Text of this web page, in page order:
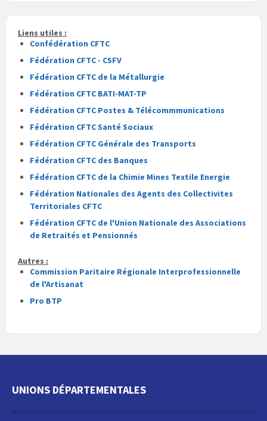
fichier
fichier
Liens utiles :
Confédération CFTC
Fédération CFTC - CSFV
Fédération CFTC de la Métallurgie
Fédération CFTC BATI-MAT-TP
Fédération CFTC Postes & Télécommmunications
Fédération CFTC Santé Sociaux
Fédération CFTC Générale des Transports
Fédération CFTC des Banques
Fédération CFTC de la Chimie Mines Textile Energie
Fédération Nationales des Agents des Collectivites
Territoriales CFTC
Fédération CFTC de l'Union Nationale des Associations
de Retraités et Pensionnés
Autres :
Commission Paritaire Régionale Interprofessionnelle
de l'Artisanat
Pro BTP
UNIONS DÉPARTEMENTALES